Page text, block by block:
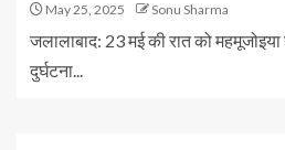
May 25, 2025 Sonu Sharma
जलालाबाद: 23 मई की रात को
दुर्घटना...